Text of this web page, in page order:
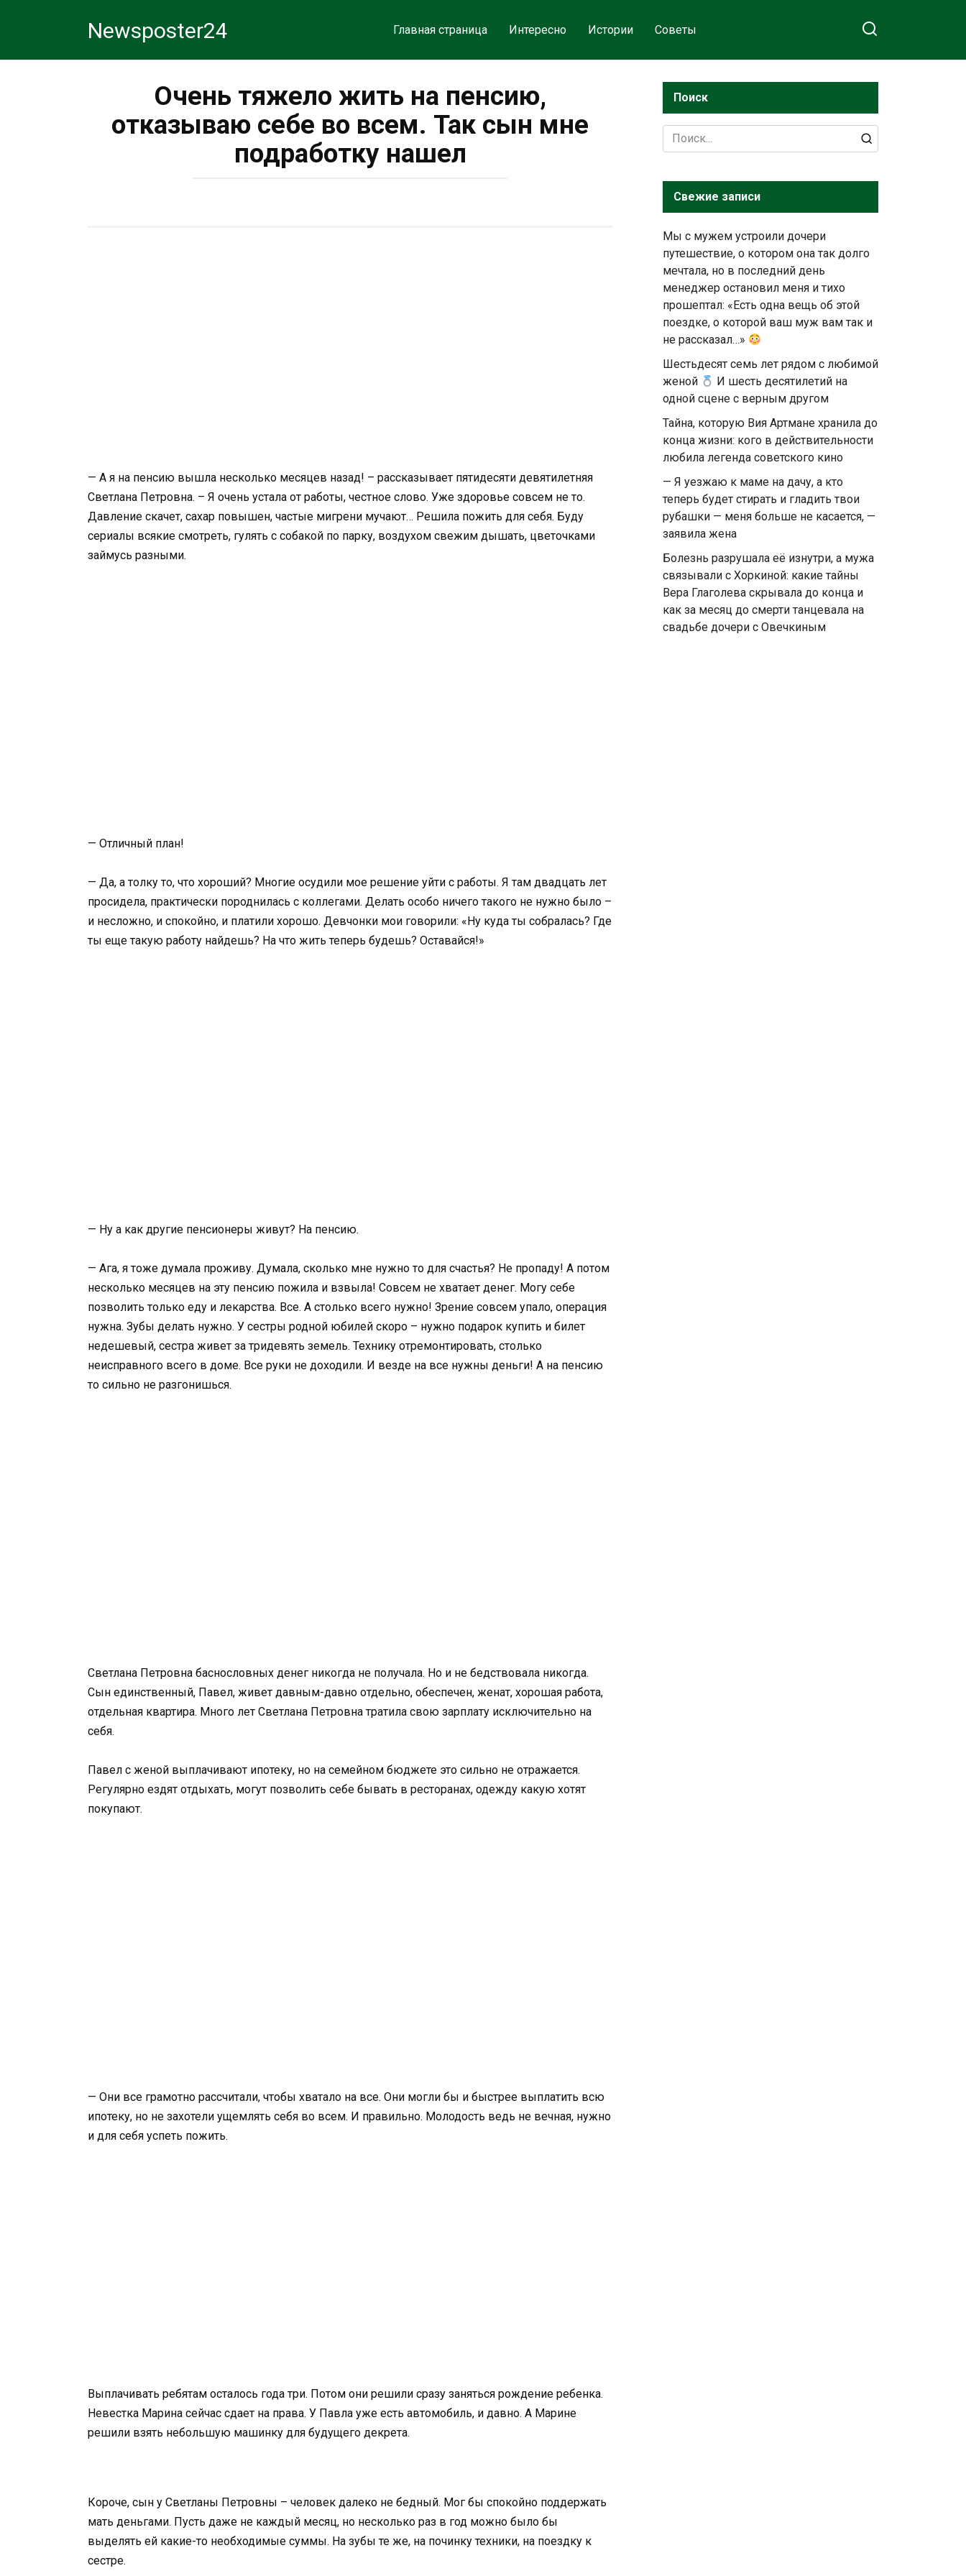
Newsposter24 Главная страница Интересно Истории Советы
Очень тяжело жить на пенсию,
отказываю себе во всем. Так сын мне
подработку нашел
— А я на пенсию вышла несколько месяцев назад! – рассказывает пятидесяти девятилетняя
Светлана Петровна. – Я очень устала от работы, честное слово. Уже здоровье совсем не то.
Давление скачет, сахар повышен, частые мигрени мучают… Решила пожить для себя. Буду
сериалы всякие смотреть, гулять с собакой по парку, воздухом свежим дышать, цветочками
займусь разными.
— Отличный план!
— Да, а толку то, что хороший? Многие осудили мое решение уйти с работы. Я там двадцать лет
просидела, практически породнилась с коллегами. Делать особо ничего такого не нужно было –
и несложно, и спокойно, и платили хорошо. Девчонки мои говорили: «Ну куда ты собралась? Где
ты еще такую работу найдешь? На что жить теперь будешь? Оставайся!»
— Ну а как другие пенсионеры живут? На пенсию.
— Ага, я тоже думала проживу. Думала, сколько мне нужно то для счастья? Не пропаду! А потом
несколько месяцев на эту пенсию пожила и взвыла! Совсем не хватает денег. Могу себе
позволить только еду и лекарства. Все. А столько всего нужно! Зрение совсем упало, операция
нужна. Зубы делать нужно. У сестры родной юбилей скоро – нужно подарок купить и билет
недешевый, сестра живет за тридевять земель. Технику отремонтировать, столько
неисправного всего в доме. Все руки не доходили. И везде на все нужны деньги! А на пенсию
то сильно не разгонишься.
Светлана Петровна баснословных денег никогда не получала. Но и не бедствовала никогда.
Сын единственный, Павел, живет давным-давно отдельно, обеспечен, женат, хорошая работа,
отдельная квартира. Много лет Светлана Петровна тратила свою зарплату исключительно на
себя.
Павел с женой выплачивают ипотеку, но на семейном бюджете это сильно не отражается.
Регулярно ездят отдыхать, могут позволить себе бывать в ресторанах, одежду какую хотят
покупают.
— Они все грамотно рассчитали, чтобы хватало на все. Они могли бы и быстрее выплатить всю
ипотеку, но не захотели ущемлять себя во всем. И правильно. Молодость ведь не вечная, нужно
и для себя успеть пожить.
Выплачивать ребятам осталось года три. Потом они решили сразу заняться рождение ребенка.
Невестка Марина сейчас сдает на права. У Павла уже есть автомобиль, и давно. А Марине
решили взять небольшую машинку для будущего декрета.
Короче, сын у Светланы Петровны – человек далеко не бедный. Мог бы спокойно поддержать
мать деньгами. Пусть даже не каждый месяц, но несколько раз в год можно было бы
выделять ей какие-то необходимые суммы. На зубы те же, на починку техники, на поездку к
сестре.
Поиск
Search
for:
Свежие записи
Мы с мужем устроили дочери
путешествие, о котором она так долго
мечтала, но в последний день
менеджер остановил меня и тихо
прошептал: «Есть одна вещь об этой
поездке, о которой ваш муж вам так и
не рассказал…»
Шестьдесят семь лет рядом с любимой
женой
И шесть десятилетий на
одной сцене с верным другом
Тайна, которую Вия Артмане хранила до
конца жизни: кого в действительности
любила легенда советского кино
— Я уезжаю к маме на дачу, а кто
теперь будет стирать и гладить твои
рубашки — меня больше не касается, —
заявила жена
Болезнь разрушала её изнутри, а мужа
связывали с Хоркиной: какие тайны
Вера Глаголева скрывала до конца и
как за месяц до смерти танцевала на
свадьбе дочери с Овечкиным